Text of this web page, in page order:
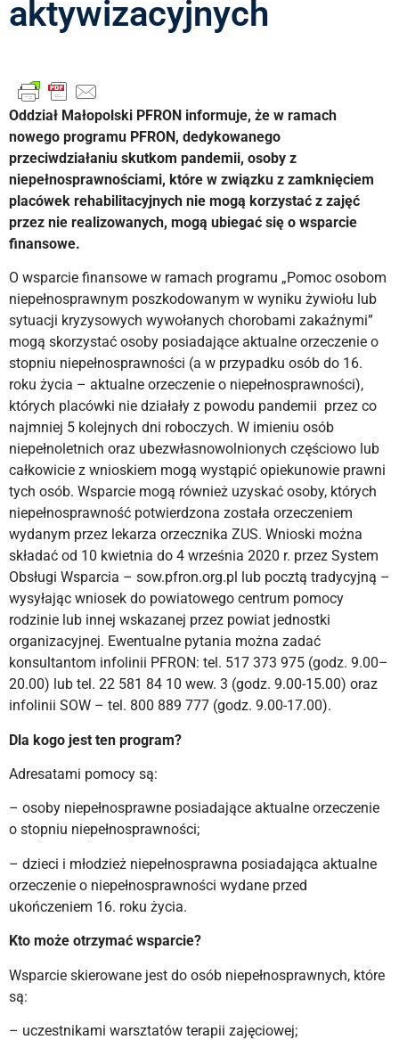
aktywizacyjnych
Oddział Małopolski PFRON informuje, że w ramach
nowego programu PFRON, dedykowanego
przeciwdziałaniu skutkom pandemii, osoby z
niepełnosprawnościami, które w związku z zamknięciem
placówek rehabilitacyjnych nie mogą korzystać z zajęć
przez nie realizowanych, mogą ubiegać się o wsparcie
finansowe.
O wsparcie finansowe w ramach programu „Pomoc osobom
niepełnosprawnym poszkodowanym w wyniku żywiołu lub
sytuacji kryzysowych wywołanych chorobami zakaźnymi”
mogą skorzystać osoby posiadające aktualne orzeczenie o
stopniu niepełnosprawności (a w przypadku osób do 16.
roku życia – aktualne orzeczenie o niepełnosprawności),
których placówki nie działały z powodu pandemii przez co
najmniej 5 kolejnych dni roboczych. W imieniu osób
niepełnoletnich oraz ubezwłasnowolnionych częściowo lub
całkowicie z wnioskiem mogą wystąpić opiekunowie prawni
tych osób. Wsparcie mogą również uzyskać osoby, których
niepełnosprawność potwierdzona została orzeczeniem
wydanym przez lekarza orzecznika ZUS. Wnioski można
składać od 10 kwietnia do 4 września 2020 r. przez System
Obsługi Wsparcia – sow.pfron.org.pl lub pocztą tradycyjną –
wysyłając wniosek do powiatowego centrum pomocy
rodzinie lub innej wskazanej przez powiat jednostki
organizacyjnej. Ewentualne pytania można zadać
konsultantom infolinii PFRON: tel. 517 373 975 (godz. 9.00–
20.00) lub tel. 22 581 84 10 wew. 3 (godz. 9.00-15.00) oraz
infolinii SOW – tel. 800 889 777 (godz. 9.00-17.00).
Dla kogo jest ten program?
Adresatami pomocy są:
– osoby niepełnosprawne posiadające aktualne orzeczenie
o stopniu niepełnosprawności;
– dzieci i młodzież niepełnosprawna posiadająca aktualne
orzeczenie o niepełnosprawności wydane przed
ukończeniem 16. roku życia.
Kto może otrzymać wsparcie?
Wsparcie skierowane jest do osób niepełnosprawnych, które
są:
– uczestnikami warsztatów terapii zajęciowej;